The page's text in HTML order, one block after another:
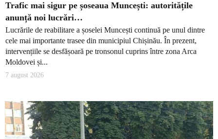
Trafic mai sigur pe șoseaua Muncești: autoritățile
anunță noi lucrări…
Lucrările de reabilitare a șoselei Muncești continuă pe unul dintre
cele mai importante trasee din municipiul Chișinău. În prezent,
intervențiile se desfășoară pe tronsonul cuprins între zona Arca
Moldovei și...
7 august 2026